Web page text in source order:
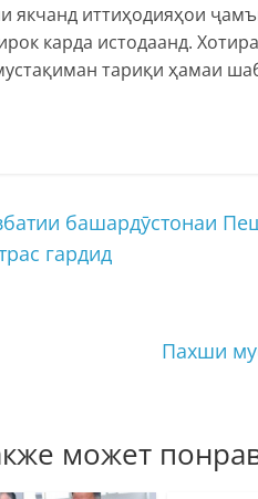
якчанд иттиҳодияҳои
карда истодаанд.
тариқи ҳамаи
башардӯстонаи
гардид
Пахши
может